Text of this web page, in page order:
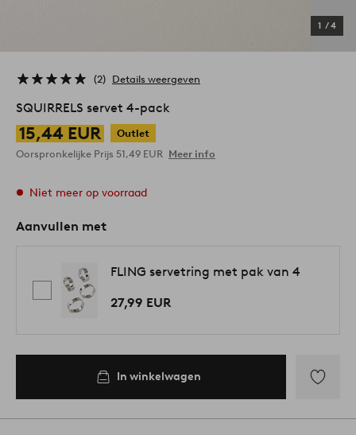
1 /4
2 Details weergeven
SQUIRRELS servet 4-pack
15,44 EUR
Outlet
Oorspronkelijke Prijs 51,49 EUR Meer info
Niet meer op voorraad
Aanvullen met
FLING servetring met pak van 4
27,99 EUR
In winkelwagen
aan